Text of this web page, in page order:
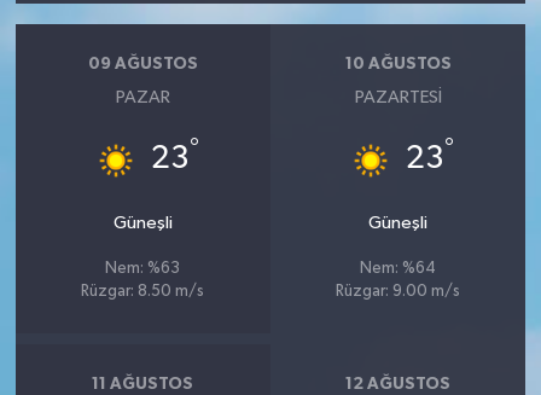
09 AĞUSTOS
PAZAR
23°
Güneşli
Nem: %63
Rüzgar: 8.50 m/s
10 AĞUSTOS
PAZARTESI
23°
Güneşli
Nem: %64
Rüzgar: 9.00 m/s
11 AĞUSTOS 12 AĞUSTOS